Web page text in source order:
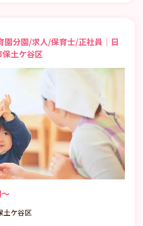
園分園/求人/保育士/正社員｜日
土ケ谷区
土ケ谷区